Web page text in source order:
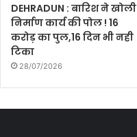
DEHRADUN : बारिश ने खोली
निर्माण कार्य की पोल ! 16
करोड़ का पुल,16 दिन भी नही
टिका
28/07/2026